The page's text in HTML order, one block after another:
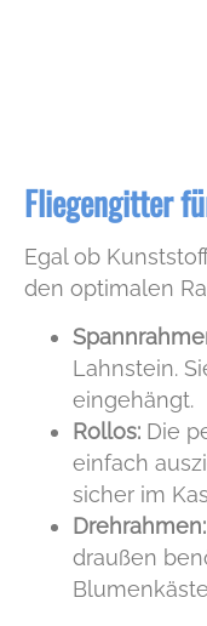
Fliegengitter
Egal ob
den optimalen
Lahnstein.
eingehängt.
Rollos: Die
einfach
sicher im
Drehrahmen:
draußen